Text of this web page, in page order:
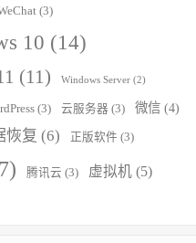
(3)
10 (14)
(11) Windows Server (2)
(3) 云服务器 (3) 微信 (4)
恢复 (6) 正版软件 (3)
腾讯云 (3) 虚拟机 (5)